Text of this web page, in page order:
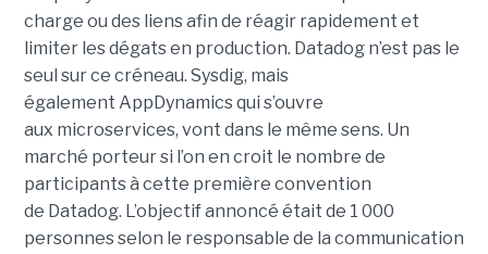
charge ou des liens afin de réagir rapidement et
limiter lesdégatsen production. Datadogn’est pas le
seul sur ce créneau. Sysdig, mais
également AppDynamicsqui s’ouvre
aux microservices, vont dans le même sens. Un
marché porteur si l’on en croit le nombre de
participants à cette première convention
de Datadog. L’objectif annoncé était de 1 000
personnes selon le responsable de la communication